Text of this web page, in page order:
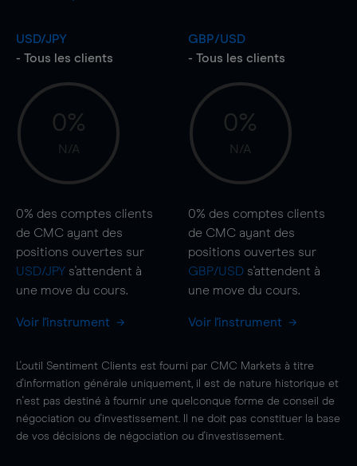
USD/JPY
- Tous les clients
0%
N/A
0% des comptes clients
de CMC ayant des
positions ouvertes sur
USD/JPY s'attendent à
une move du cours.
Voir l'instrument
GBP/USD
- Tous les clients
0%
N/A
0% des comptes clients
de CMC ayant des
positions ouvertes sur
GBP/USDs'attendent à
une move du cours.
Voir l'instrument
L'outil Sentiment Clients est fourni par CMC Markets à titre
d'information générale uniquement, il est de nature historique et
n'est pas destiné à fournir une quelconque forme de conseil de
négociation ou d'investissement. Il ne doit pas constituer la base
de vos décisions de négociation ou d'investissement.